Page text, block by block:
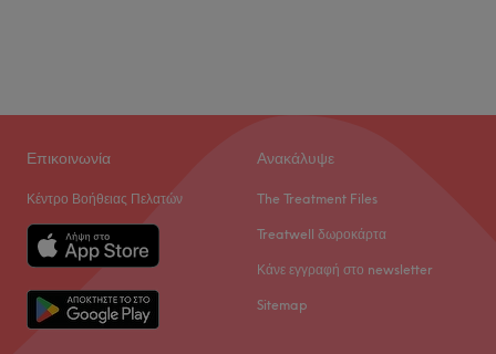
Επικοινωνία
Κέντρο Βοήθειας Πελατών
Ανακάλυψε
The Treatment Files
Treatwell δωροκάρτα
Κάνε εγγραφή στο newsletter
Sitemap